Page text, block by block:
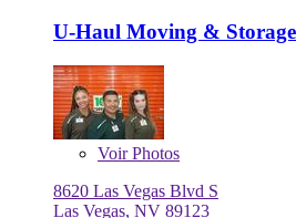
U-Haul Moving &
VoirPhotos
8620 Las Vegas Blvd S
Las Vegas, NV 89123